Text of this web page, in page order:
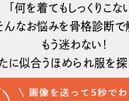
「何を着てもしっくりこな
んなお悩みを骨格診断で
もう迷わない！
に似合うほめられ服を探